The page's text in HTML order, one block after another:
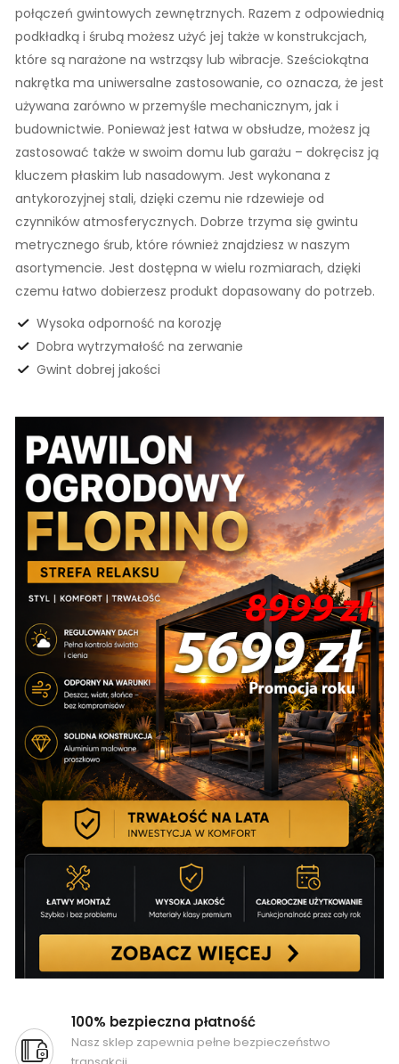
połączeń gwintowych zewnętrznych. Razem z odpowiednią
podkładką i śrubą możesz użyć jej także w konstrukcjach,
które są narażone na wstrząsy lub wibracje. Sześciokątna
nakrętka ma uniwersalne zastosowanie, co oznacza, że jest
używana zarówno w przemyśle mechanicznym, jak i
budownictwie. Ponieważ jest łatwa w obsłudze, możesz ją
zastosować także w swoim domu lub garażu – dokręcisz ją
kluczem płaskim lub nasadowym. Jest wykonana z
antykorozyjnej stali, dzięki czemu nie rdzewieje od
czynników atmosferycznych. Dobrze trzyma się gwintu
metrycznego śrub, które również znajdziesz w naszym
asortymencie. Jest dostępna w wielu rozmiarach, dzięki
czemu łatwo dobierzesz produkt dopasowany do potrzeb.
Wysoka odporność na korozję
Dobra wytrzymałość na zerwanie
Gwint dobrej jakości
100% bezpieczna płatność
Nasz sklep zapewnia pełne bezpieczeństwo